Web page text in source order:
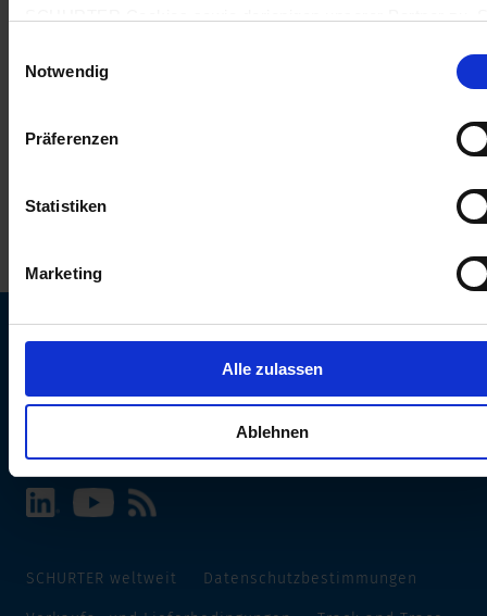
«Cookie-Einstellungen verwalten» am Seitenende klicken.
Einstellungen werden unseren Partnern gemeldet und haben
keinen Einfluss auf die Browserdaten. Weitere Informationen
erhalten Sie in unserer
Notwendig
Präferenzen
Statistiken
Marketing
Alle zulassen
Ablehnen
SCHURTER Webseite und Sprache wählen
SCHURTER weltweit Datenschutzbestimmungen